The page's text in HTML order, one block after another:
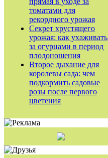
томатами для
рекордного урожая
Секрет хрустящего
урожая: как ухаживать
за огурцами в период
плодоношения
Второе дыхание для
королевы сада: чем
подкормить садовые
розы после первого
цветения